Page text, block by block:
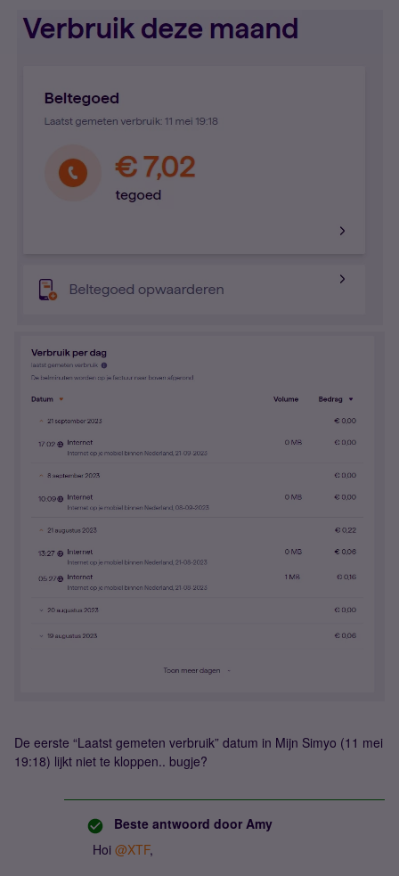
De eerste “Laatst gemeten verbruik” datum in Mijn Simyo (11 mei
19:18) lijkt niet te kloppen.. bugje?
Beste antwoord door Amy
Hoi @XTF,